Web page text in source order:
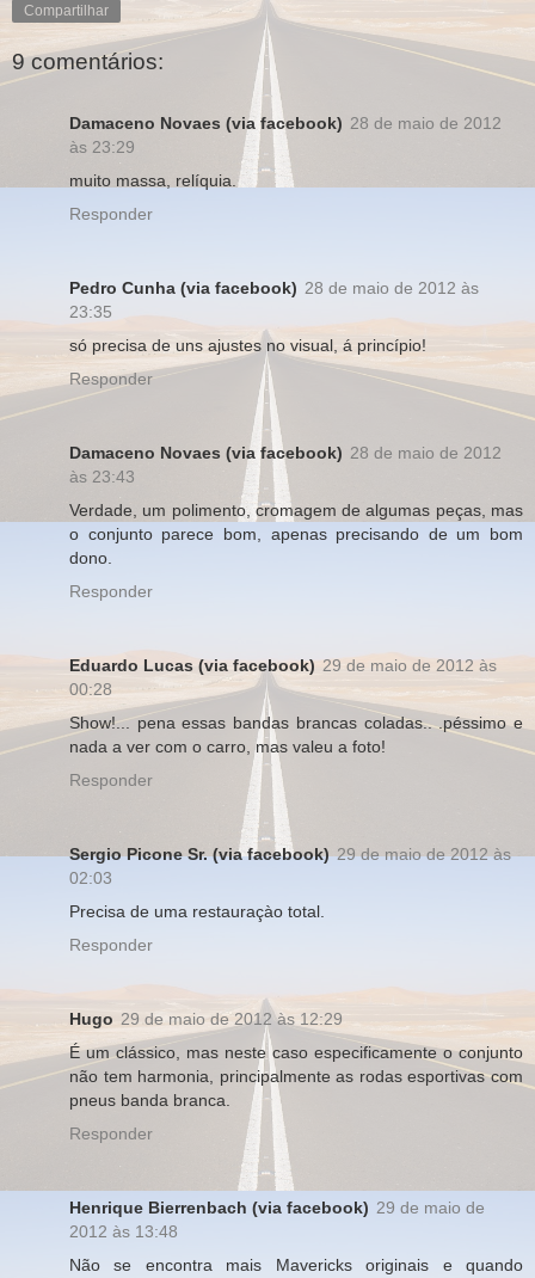
Compartilhar
9 comentários:
Damaceno Novaes (via facebook) 28 de maio de 2012
às 23:29
muito massa, relíquia.
Responder
Pedro Cunha (via facebook) 28 de maio de 2012 às
23:35
só precisa de uns ajustes no visual, á princípio!
Responder
Damaceno Novaes (via facebook) 28 de maio de 2012
às 23:43
Verdade, um polimento, cromagem de algumas peças, mas
o conjunto parece bom, apenas precisando de um bom
dono.
Responder
Eduardo Lucas (via facebook) 29 de maio de 2012 às
00:28
Show!... pena essas bandas brancas coladas.. .péssimo e
nada a ver com o carro, mas valeu a foto!
Responder
Sergio Picone Sr. (via facebook) 29 de maio de 2012 às
02:03
Precisa de uma restauraçào total.
Responder
Hugo 29 de maio de 2012 às 12:29
É um clássico, mas neste caso especificamente o conjunto
não tem harmonia, principalmente as rodas esportivas com
pneus banda branca.
Responder
Henrique Bierrenbach (via facebook) 29 de maio de
2012 às 13:48
Não se encontra mais Mavericks originais e quando